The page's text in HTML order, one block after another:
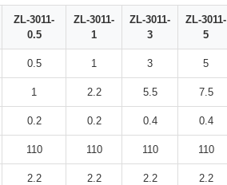
ZL-3011-
0.5
ZL-3011-
1
ZL-3011-
3
ZL-3011-
5
0.5 1 3 5
1 2.2 5.5 7.5
0.2 0.2 0.4 0.4
110 110 110 110
2.2 2.2 2.2 2.2